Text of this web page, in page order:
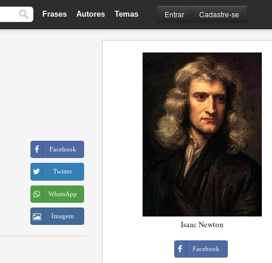
Frases Autores Temas Entrar Cadastre-se
Facebook
Twitter
WhatsApp
Imagem
Isaac Newton
Facebook